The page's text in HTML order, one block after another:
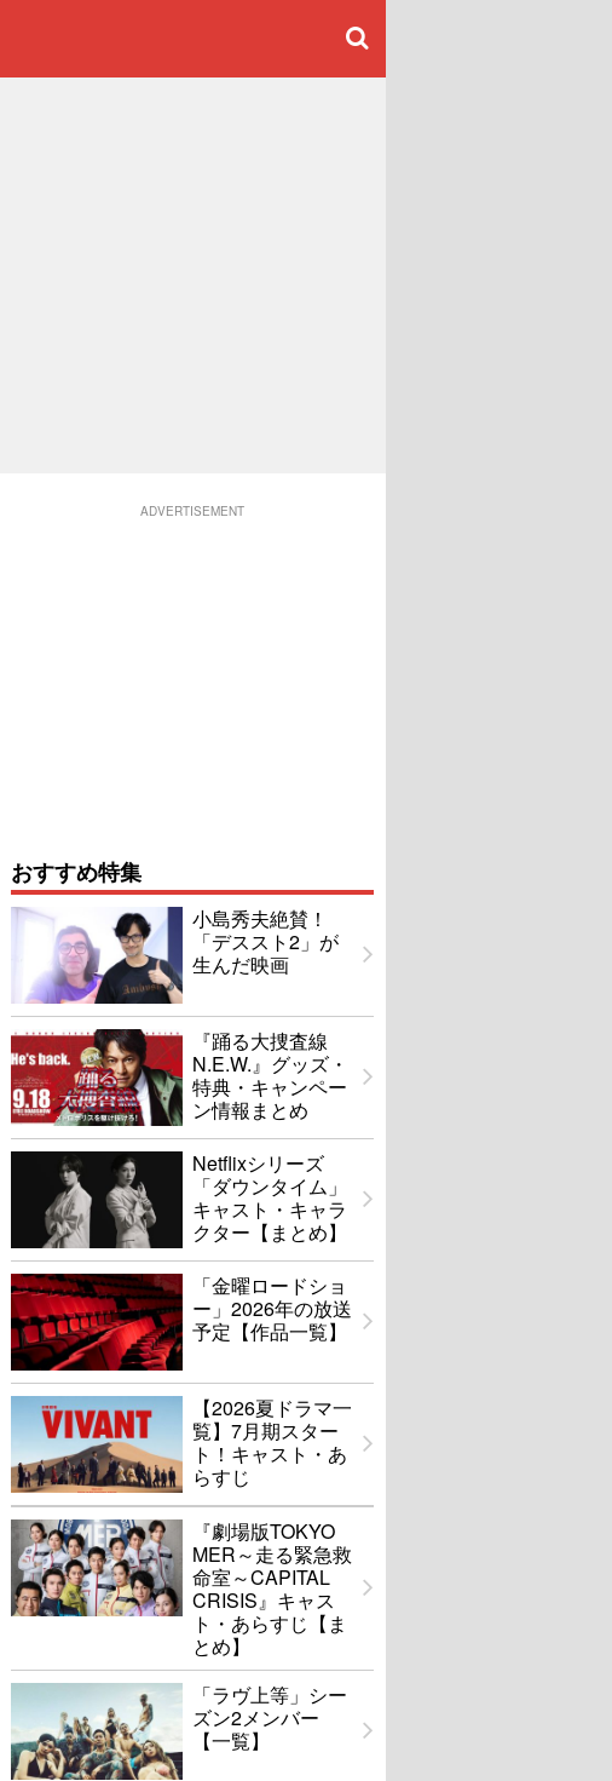
ADVERTISEMENT
おすすめ特集
小島秀夫絶賛！
「デススト2」が
生んだ映画
『踊る大捜査線
N.E.W.』グッズ・
特典・キャンペー
ン情報まとめ
Netflixシリーズ
「ダウンタイム」
キャスト・キャラ
クター【まとめ】
「金曜ロードショ
ー」2026年の放送
予定【作品一覧】
【2026夏ドラマ一
覧】7月期スター
ト！キャスト・あ
らすじ
『劇場版TOKYO
MER～走る緊急救
命室～CAPITAL
CRISIS』キャス
ト・あらすじ【ま
とめ】
「ラヴ上等」シー
ズン2メンバー
【一覧】